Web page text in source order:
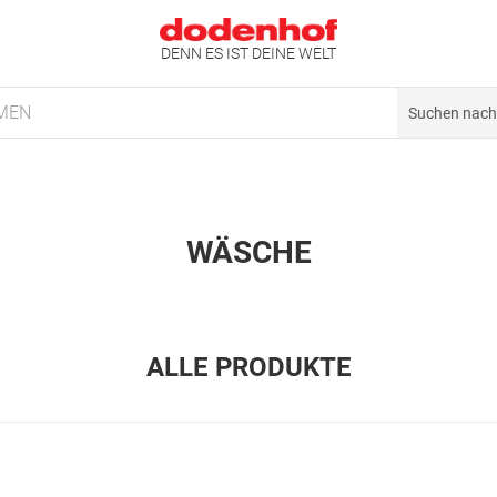
DENN ES IST DEINE WELT
WÄSCHE
ALLE PRODUKTE